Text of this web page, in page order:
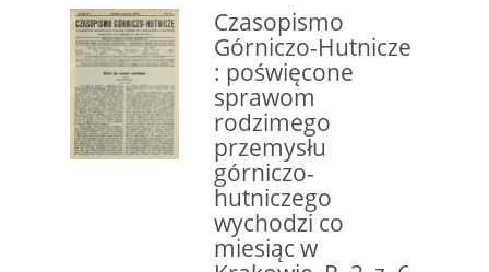
Czasopismo
Górniczo-Hutnicze
: poświęcone
sprawom
rodzimego
przemysłu
górniczo-
hutniczego
wychodzi co
miesiąc w